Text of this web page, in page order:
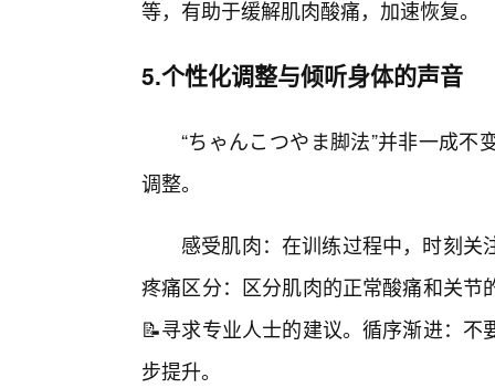
等，有助于缓解肌肉酸痛，加速恢复。
5.个性化调整与倾听身体的声音
“ちゃんこつやま脚法”并非一成
调整。
感受肌肉：在训练过程中，时刻
疼痛区分：区分肌肉的正常酸痛和关
📝寻求专业人士的建议。循序渐进：
步提升。